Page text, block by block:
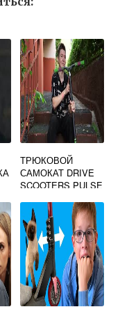
ТРЮКОВОЙ
САМОКАТ DRIVE
SCOOTERS PULSE